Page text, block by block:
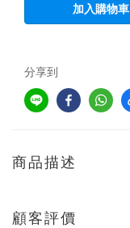
加入購物車
分享到
商品描述
顧客評價